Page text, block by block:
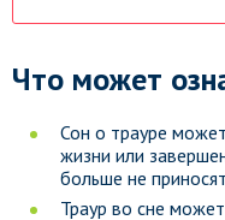
Что может
Сон о трауре
жизни или
больше не
Траур во сне